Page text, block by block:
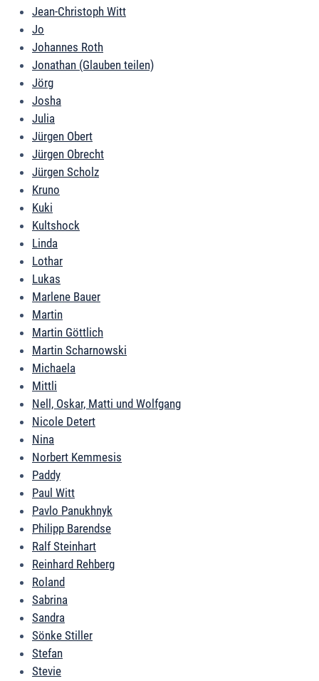
Jean-Christoph Witt
Jo
Johannes Roth
Jonathan (Glauben teilen)
Jörg
Josha
Julia
Jürgen Obert
Jürgen Obrecht
Jürgen Scholz
Kruno
Kuki
Kultshock
Linda
Lothar
Lukas
Marlene Bauer
Martin
Martin Göttlich
Martin Scharnowski
Michaela
Mittli
Nell, Oskar, Matti und Wolfgang
Nicole Detert
Nina
Norbert Kemmesis
Paddy
Paul Witt
Pavlo Panukhnyk
Philipp Barendse
Ralf Steinhart
Reinhard Rehberg
Roland
Sabrina
Sandra
Sönke Stiller
Stefan
Stevie